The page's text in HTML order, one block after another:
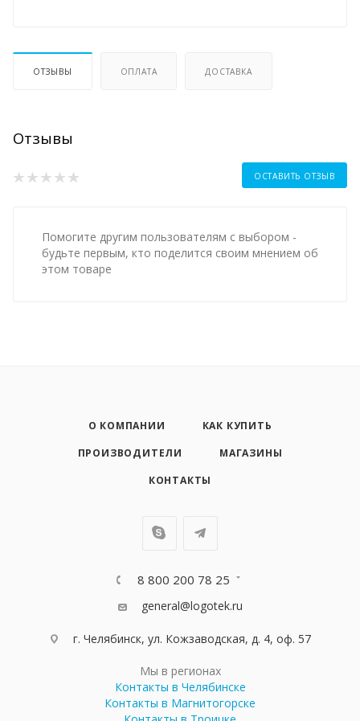
ОТЗЫВЫ ОПЛАТА ДОСТАВКА
Отзывы
ОСТАВИТЬ ОТЗЫВ
Помогите другим пользователям с выбором -
будьте первым, кто поделится своим мнением об
этом товаре
О КОМПАНИИ
КАК КУПИТЬ
ПРОИЗВОДИТЕЛИ
МАГАЗИНЫ
КОНТАКТЫ
8 800 200 78 25
general@logotek.ru
г. Челябинск, ул. Кожзаводская, д. 4, оф. 57
Мы в регионах
Контакты в Челябинске
Контакты в Магнитогорске